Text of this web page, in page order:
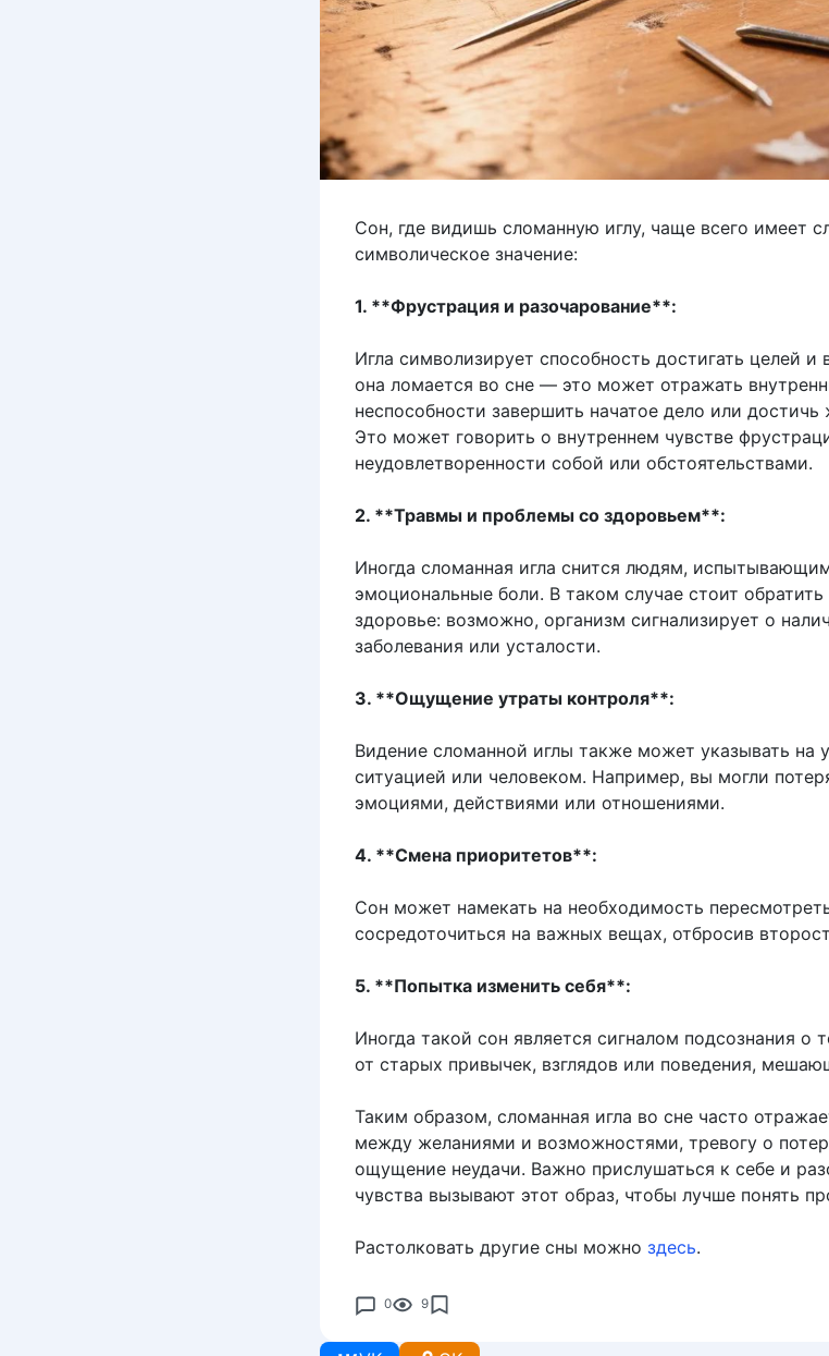
Сон, где видишь сломанную иглу, чаще всего имеет
символическое значение:
1. **Фрустрация и разочарование**:
Игла символизирует способность достигать целей и
она ломается во сне — это может отражать
неспособности завершить начатое дело или достичь
Это может говорить о внутреннем чувстве
неудовлетворенности собой или обстоятельствами.
2. **Травмы и проблемы со здоровьем**:
Иногда сломанная игла снится людям,
эмоциональные боли. В таком случае стоит
здоровье: возможно, организм сигнализирует о
заболевания или усталости.
3. **Ощущение утраты контроля**:
Видение сломанной иглы также может указывать на
ситуацией или человеком. Например, вы могли
эмоциями, действиями или отношениями.
4. **Смена приоритетов**:
Сон может намекать на необходимость
сосредоточиться на важных вещах, отбросив
5. **Попытка изменить себя**:
Иногда такой сон является сигналом подсознания о
от старых привычек, взглядов или поведения,
Таким образом, сломанная игла во сне часто
между желаниями и возможностями, тревогу о
ощущение неудачи. Важно прислушаться к себе и
чувства вызывают этот образ, чтобы лучше понять
Растолковать другие сны можно здесь.
0 9